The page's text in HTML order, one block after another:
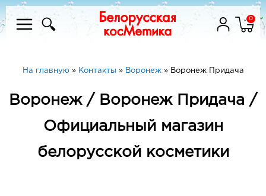
0
На главную» Контакты » Воронеж» Воронеж Придача
Воронеж / Воронеж Придача /
Официальный магазин
белорусской косметики